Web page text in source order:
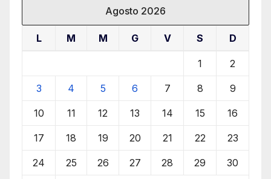
Agosto 2026
L M M G V S D
1 2
3 4 5 6 7 8 9
10 11 12 13 14 15 16
17 18 19 20 21 22 23
24 25 26 27 28 29 30